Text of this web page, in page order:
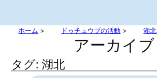
ホーム > ドゥチュウブの活動 > 湖北
アーカイブ
タグ:湖北